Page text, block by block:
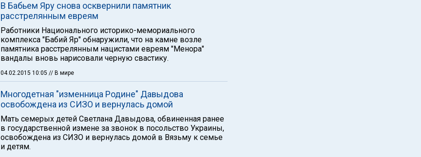
В Бабьем Яру снова осквернили памятник
расстрелянным евреям
Работники Национального историко-мемориального
комплекса "Бабий Яр" обнаружили, что на камне возле
памятника расстрелянным нацистами евреям "Менора"
вандалы вновь нарисовали черную свастику.
04.02.2015 10:05 // В мире
Многодетная "изменница Родине" Давыдова
освобождена из СИЗО и вернулась домой
Мать семерых детей Светлана Давыдова, обвиненная ранее
в государственной измене за звонок в посольство Украины,
освобождена из СИЗО и вернулась домой в Вязьму к семье
и детям.